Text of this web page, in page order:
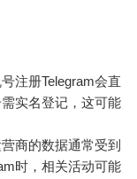
注册Telegram会直
实名登记，这可能
商的数据通常受到
时，相关活动可能